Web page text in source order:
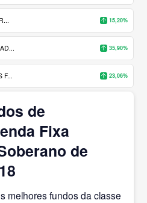
15,20%
35,90%
23,06%
de
Fixa
de
melhores fundos da classe